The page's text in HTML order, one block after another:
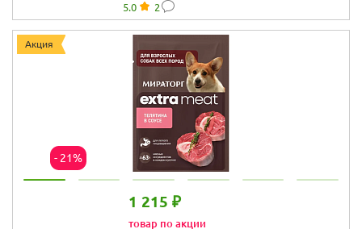
средних пород с
мраморной
Angus
5.0 2
Акция
- 21%
1 215 ₽
товар по акции